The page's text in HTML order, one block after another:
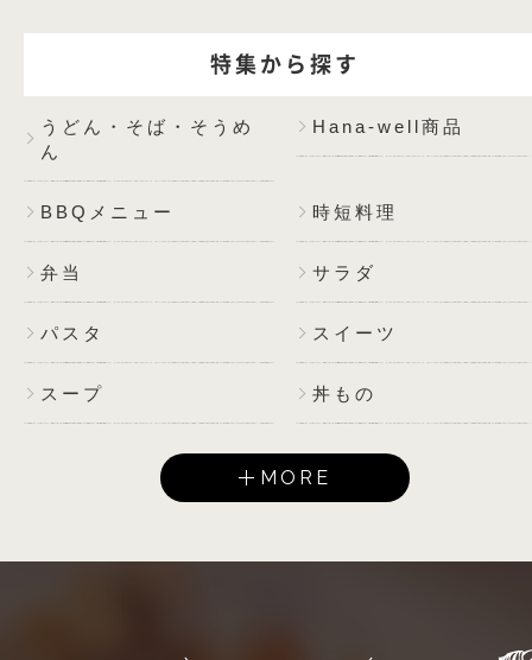
特集から探す
うどん・そば・そうめ
ん
Hana-well商品
BBQメニュー 時短料理
弁当 サラダ
パスタ スイーツ
スープ 丼もの
MORE